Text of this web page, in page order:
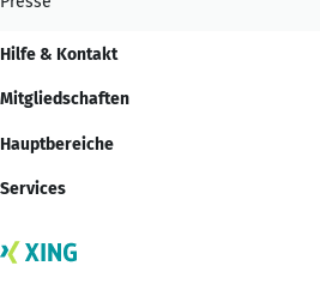
Hilfe & Kontakt
Mitgliedschaften
Hauptbereiche
Services